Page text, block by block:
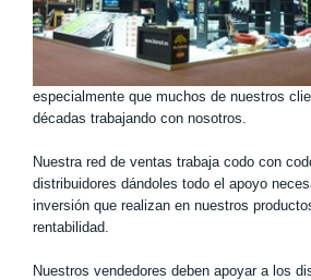
especialmente que muchos de nuestros
décadas trabajando con nosotros.
Nuestra red de ventas trabaja codo con
distribuidores dándoles todo el apoyo
inversión que realizan en nuestros
rentabilidad.
Nuestros vendedores deben apoyar a los